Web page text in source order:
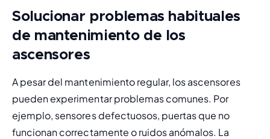
Solucionar problemas habituales
de mantenimiento de los
ascensores
A pesar del mantenimiento regular, los ascensores
pueden experimentar problemas comunes. Por
ejemplo, sensores defectuosos, puertas que no
funcionan correctamente o ruidos anómalos. La